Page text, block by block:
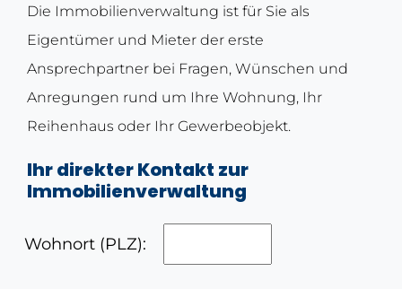
Die Immobilienverwaltung ist für Sie als
Eigentümer und Mieter der erste
Ansprechpartner bei Fragen, Wünschen und
Anregungen rund um Ihre Wohnung, Ihr
Reihenhaus oder Ihr Gewerbeobjekt.
Ihr direkter Kontakt zur
Immobilienverwaltung
Wohnort (PLZ):